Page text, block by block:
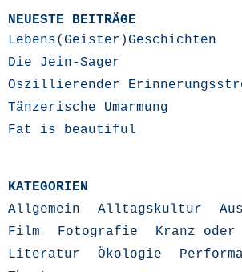
NEUESTE BEITRÄGE
Lebens(Geister)Geschichten
Die Jein-Sager
Oszillierender
Tänzerische Umarmung
Fat is beautiful
KATEGORIEN
Allgemein
Alltagskultur
Film
Fotografie
Kranz oder
Literatur
Ökologie